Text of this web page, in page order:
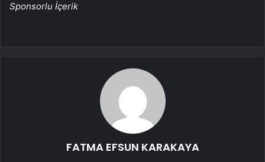
Sponsorlu İçerik
FATMA EFSUN KARAKAYA